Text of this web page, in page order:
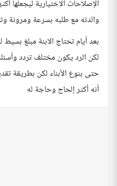
الإصلاحات الاختيارية
والدته مع طلبه بسرعة ومرونة
بعد أيام تحتاج الابنة مبلغ
لكن الرد يكون مختلف تردد
حتى بنوع الأبناء لكن بطريقة
أنه أكثر إلحاح وحاجة له